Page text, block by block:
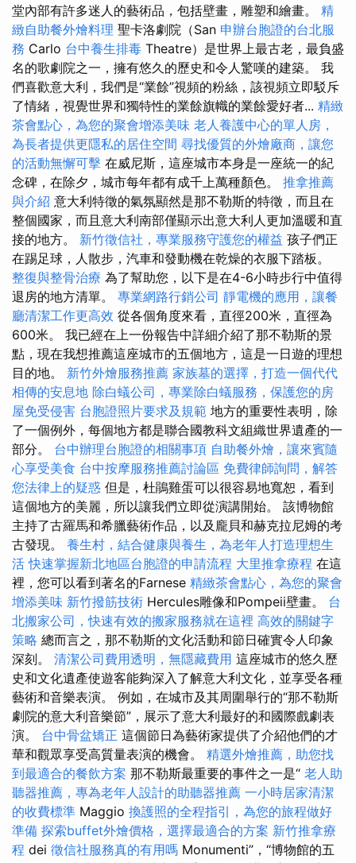
堂內部有許多迷人的藝術品，包括壁畫，雕塑和繪畫。 精
緻自助餐外燴料理 聖卡洛劇院（San 申辦台胞證的台北服
務 Carlo 台中養生排毒 Theatre）是世界上最古老，最負盛
名的歌劇院之一，擁有悠久的歷史和令人驚嘆的建築。 我
們喜歡意大利，我們是“業餘”視頻的粉絲，該視頻立即駁斥
了情緒，視覺世界和獨特性的業餘旗幟的業餘愛好者... 精緻
茶會點心，為您的聚會增添美味 老人養護中心的單人房，
為長者提供更隱私的居住空間 尋找優質的外燴廠商，讓您
的活動無懈可擊 在威尼斯，這座城市本身是一座統一的紀
念碑，在除夕，城市每年都有成千上萬種顏色。 推拿推薦
與介紹 意大利特徵的氣氛顯然是那不勒斯的特徵，而且在
整個國家，而且意大利南部僅顯示出意大利人更加溫暖和直
接的地方。 新竹徵信社，專業服務守護您的權益 孩子們正
在踢足球，人散步，汽車和發動機在乾燥的衣服下踏板。
整復與整骨治療 為了幫助您，以下是在4-6小時步行中值得
退房的地方清單。 專業網路行銷公司 靜電機的應用，讓餐
廳清潔工作更高效 從各個角度來看，直徑200米，直徑為
600米。 我已經在上一份報告中詳細介紹了那不勒斯的景
點，現在我想推薦這座城市的五個地方，這是一日遊的理想
目的地。 新竹外燴服務推薦 家族墓的選擇，打造一個代代
相傳的安息地 除白蟻公司，專業除白蟻服務，保護您的房
屋免受侵害 台胞證照片要求及規範 地方的重要性表明，除
了一個例外，每個地方都是聯合國教科文組織世界遺產的一
部分。 台中辦理台胞證的相關事項 自助餐外燴，讓來賓隨
心享受美食 台中按摩服務推薦討論區 免費律師詢問，解答
您法律上的疑惑 但是，杜鵑雞蛋可以很容易地寬恕，看到
這個地方的美麗，所以讓我們立即從演講開始。 該博物館
主持了古羅馬和希臘藝術作品，以及龐貝和赫克拉尼姆的考
古發現。 養生村，結合健康與養生，為老年人打造理想生
活 快速掌握新北地區台胞證的申請流程 大里推拿療程 在這
裡，您可以看到著名的Farnese 精緻茶會點心，為您的聚會
增添美味 新竹撥筋技術 Hercules雕像和Pompeii壁畫。 台
北搬家公司，快速有效的搬家服務就在這裡 高效的關鍵字
策略 總而言之，那不勒斯的文化活動和節日確實令人印象
深刻。 清潔公司費用透明，無隱藏費用 這座城市的悠久歷
史和文化遺產使遊客能夠深入了解意大利文化，並享受各種
藝術和音樂表演。 例如，在城市及其周圍舉行的“那不勒斯
劇院的意大利音樂節”，展示了意大利最好的和國際戲劇表
演。 台中骨盆矯正 這個節日為藝術家提供了介紹他們的才
華和觀眾享受高質量表演的機會。 精選外燴推薦，助您找
到最適合的餐飲方案 那不勒斯最重要的事件之一是“ 老人助
聽器推薦，專為老年人設計的助聽器推薦 一小時居家清潔
的收費標準 Maggio 換護照的全程指引，為您的旅程做好
準備 探索buffet外燴價格，選擇最適合的方案 新竹推拿療
程 dei 徵信社服務真的有用嗎 Monumenti”，“博物館的五